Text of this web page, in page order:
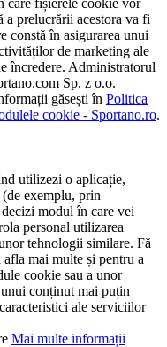
care fișierele cookie vor
a prelucrării acestora va fi
constă în asigurarea unui
de marketing ale
încredere. Administratorul
Sp. z o.o.
găsești în Politica
cookie - Sportano.ro.
utilizezi o aplicație,
exemplu, prin
modul în care vei
personal utilizarea
tehnologii similare. Fă
mai multe și pentru a
cookie sau a unor
conținut mai puțin
ale serviciilor
Mai multe informații